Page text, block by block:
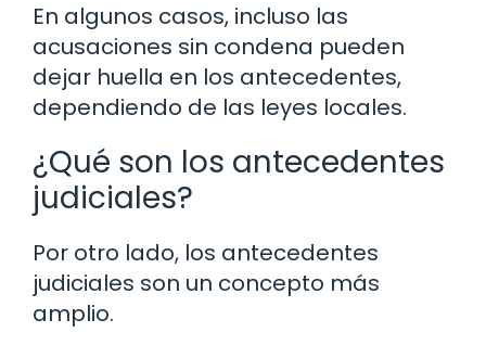
En algunos casos, incluso las
acusaciones sin condena pueden
dejar huella en los antecedentes,
dependiendo de las leyes locales.
¿Qué son los antecedentes
judiciales?
Por otro lado, los antecedentes
judiciales son un concepto más
amplio.